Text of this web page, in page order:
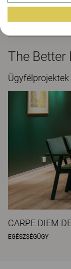
Letöltések
The Better
Ügyfélprojektek
CARPE DIEM
EGÉSZSÉGÜGY